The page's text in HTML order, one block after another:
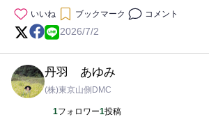
いいね ブックマーク コメント
2026/7/2
丹羽 あゆみ
(株)東京山側DMC
1フォロワー1投稿